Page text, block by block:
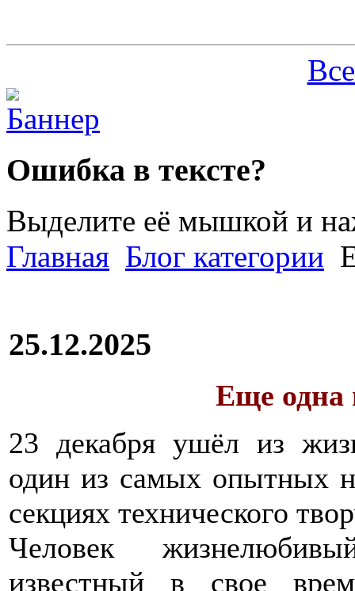
Ошибка в тексте?
Выделите её мышкой и
Главная Блог категории
25.12.2025
Еще одна
23 декабря ушёл из
один из самых опытных
секциях технического
Человек
известный в свое